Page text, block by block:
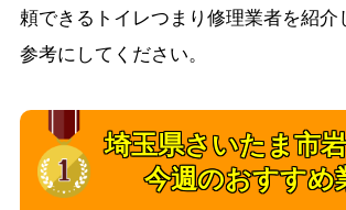
頼できるトイレつまり修理業者を紹介
参考にしてください。
埼玉県さいたま市
今週のおすすめ